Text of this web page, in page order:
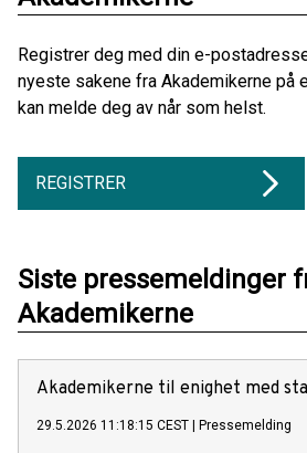
Registrer deg med din e-
nyeste sakene fra Akademikerne på
kan melde deg av når som helst.
REGISTRER
Siste pressemeldinger
Akademikerne
Akademikerne til enighet med
29.5.2026 11:18:15 CEST Pressemelding